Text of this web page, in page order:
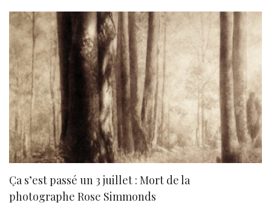
Ça s’est passé un 3 juillet : Mort de la
photographe Rose Simmonds